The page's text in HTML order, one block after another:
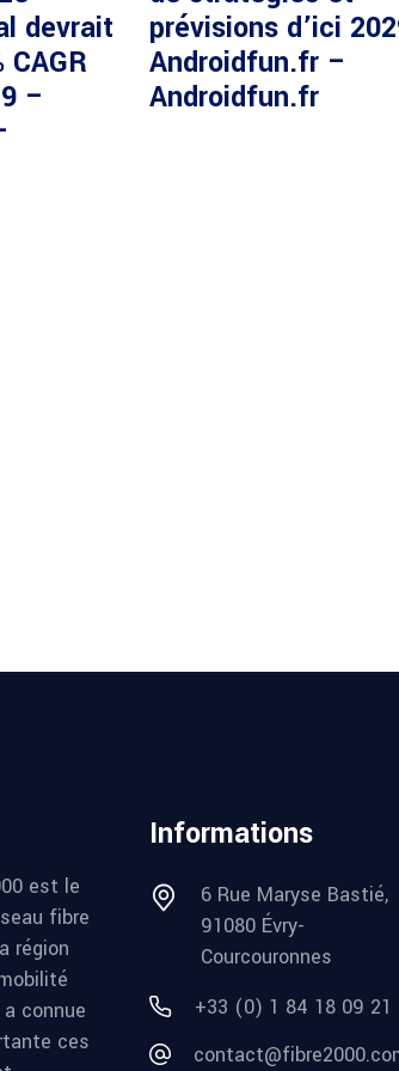
devrait
–
prévisions d’ici
Androidfun.fr –
Androidfun.fr
est le
fibre
région
connue
ces
Informations
6 Rue Maryse Bastié,
91080 Évry-
Courcouronnes
+33 (0) 1 84 18 09 21